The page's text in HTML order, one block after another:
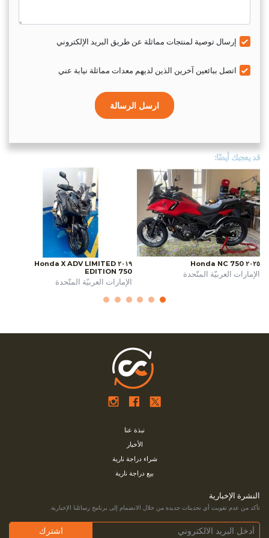
إرسال توصية لمنتجات مماثلة عن طريق البريد الإلكتروني
اتصل ببائعين آخرين الذين لديهم معدات مماثلة نيابة عني
ارسل الرسالة
قد يعجبك أيضًا:
٢٠٢٥ Honda NC 750
الإمارات العربيّة المتّحدة
٢٠١٩ Honda X ADV LIMITED
EDITION 750
الإمارات العربيّة المتّحدة
نبذة عنا
الأخبار
شراء دراجة نارية
بيع دراجة نارية
النشرة الإخبارية
تأكد من عدم تفويت أي تحديثات جديدة من خلال الانضمام إلى برنامج رسائلنا الإخبارية.